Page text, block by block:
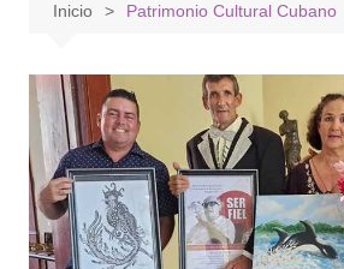
Inicio Patrimonio Cultural Cubano